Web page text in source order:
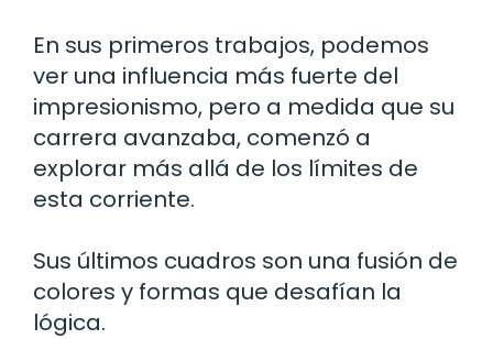
En sus primeros trabajos, podemos
ver una influencia más fuerte del
impresionismo, pero a medida que su
carrera avanzaba, comenzó a
explorar más allá de los límites de
esta corriente.
Sus últimos cuadros son una fusión de
colores y formas que desafían la
lógica.